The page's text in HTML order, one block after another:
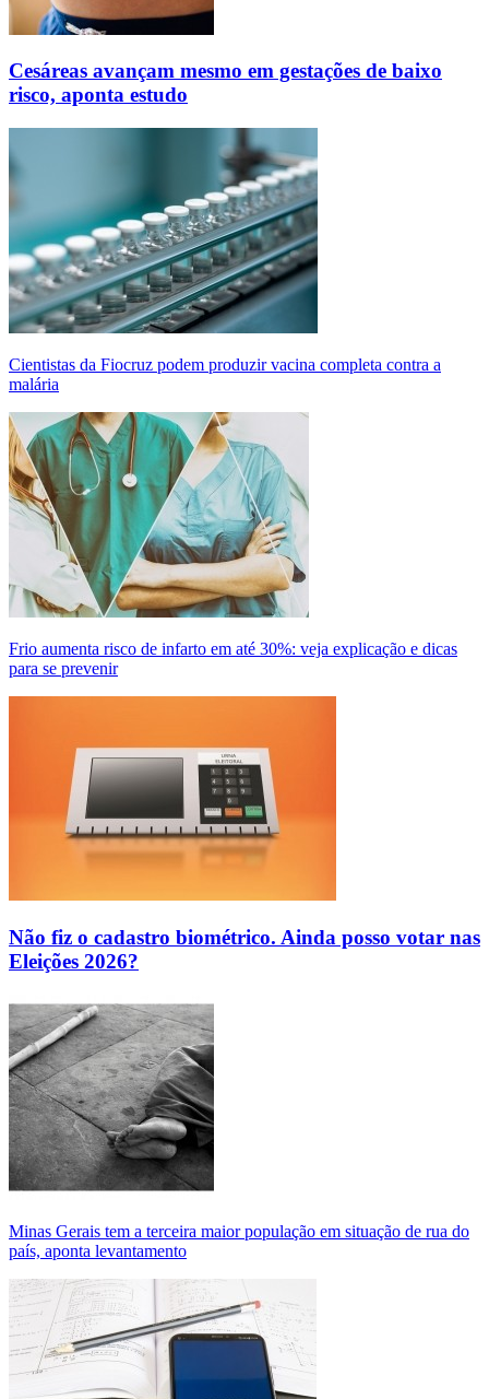
Cesáreas avançam mesmo em gestações de baixo
risco, aponta estudo
Cientistas da Fiocruz podem produzir vacina completa contra a
malária
Frio aumenta risco de infarto em até 30%: veja explicação e dicas
para se prevenir
Não fiz o cadastro biométrico. Ainda posso votar nas
Eleições 2026?
Minas Gerais tem a terceira maior população em situação de rua do
país, aponta levantamento